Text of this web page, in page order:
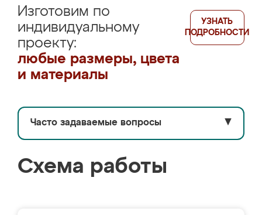
Изготовим по
индивидуальному
проекту:
любые размеры, цвета
и материалы
УЗНАТЬ
ПОДРОБНОСТИ
Часто задаваемые вопросы ▼
Схема работы